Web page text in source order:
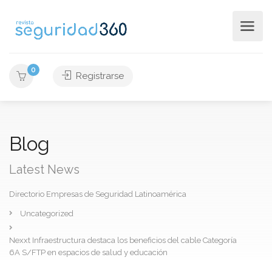
0
Registrarse
Blog
Latest News
Directorio Empresas de Seguridad Latinoamérica
Uncategorized
Nexxt Infraestructura destaca los beneficios del cable Categoría
6A S/FTP en espacios de salud y educación